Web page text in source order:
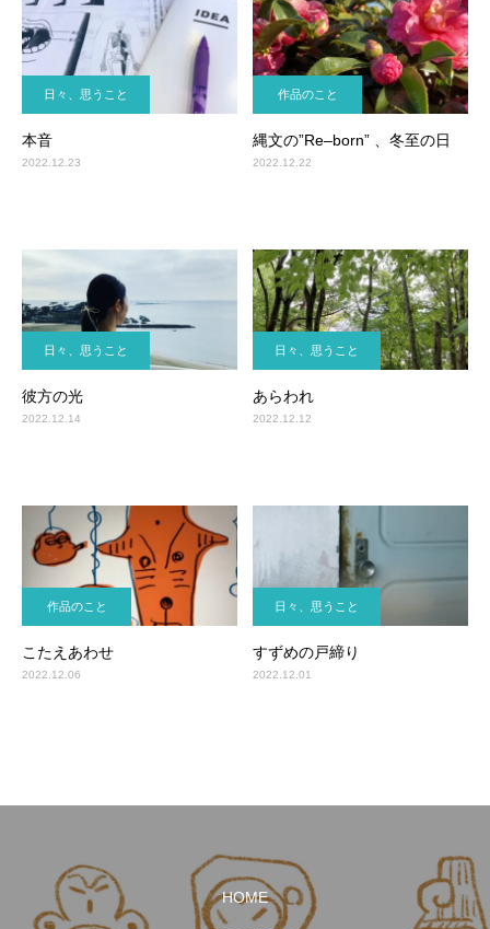
日々、思うこと
本音
2022.12.23
作品のこと
縄文の”Re–born” 、冬至の日
2022.12.22
日々、思うこと
彼方の光
2022.12.14
日々、思うこと
あらわれ
2022.12.12
作品のこと
こたえあわせ
2022.12.06
日々、思うこと
すずめの戸締り
2022.12.01
HOME